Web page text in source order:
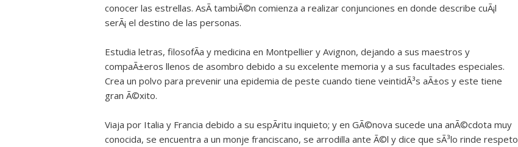
conocer las estrellas. AsÃ­ tambiÃ©n comienza a realizar conjunciones en donde describe cuÃ¡l
serÃ¡ el destino de las personas.
Estudia letras, filosofÃ­a y medicina en Montpellier y Avignon, dejando a sus maestros y
compaÃ±eros llenos de asombro debido a su excelente memoria y a sus facultades especiales.
Crea un polvo para prevenir una epidemia de peste cuando tiene veintidÃ³s aÃ±os y este tiene
gran Ã©xito.
Viaja por Italia y Francia debido a su espÃ­ritu inquieto; y en GÃ©nova sucede una anÃ©cdota muy
conocida, se encuentra a un monje franciscano, se arrodilla ante Ã©l y dice que sÃ³lo rinde respeto